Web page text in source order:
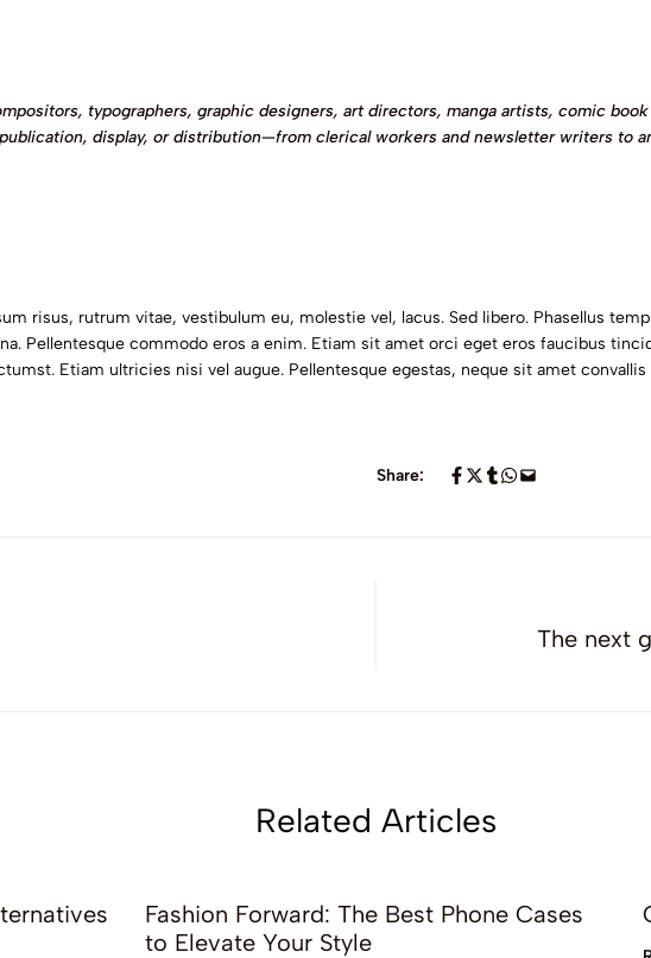
typographers, graphic designers, art directors, manga artists, comic
display, or distribution—from clerical workers and newsletter writers to
risus, rutrum vitae, vestibulum eu, molestie vel, lacus. Sed libero. Phasellus
Pellentesque commodo eros a enim. Etiam sit amet orci eget eros faucibus
Etiam ultricies nisi vel augue. Pellentesque egestas, neque sit amet
Share:
The next
Related Articles
Fashion Forward: The Best Phone Cases
to Elevate Your Style